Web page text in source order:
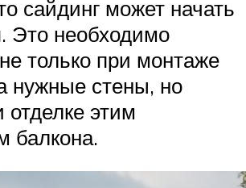
сайдинг может начать
Это необходимо
только при монтаже
нужные стены, но
отделке этим
балкона.